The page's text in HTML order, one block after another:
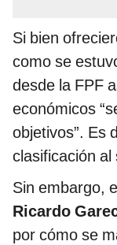
Si bien
como se
desde la FPF
económicos
objetivos”. Es
clasificación al
Sin embargo,
Ricardo
por cómo se